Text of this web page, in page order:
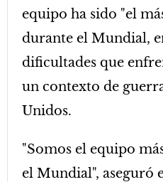
equipo ha sido "el
durante el Mundial,
dificultades que
un contexto de
Unidos.
"Somos el equipo
el Mundial", aseguró